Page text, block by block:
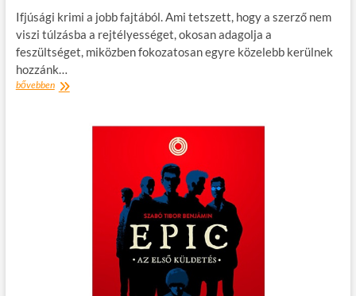
Ifjúsági krimi a jobb fajtából. Ami tetszett, hogy a szerző nem
viszi túlzásba a rejtélyességet, okosan adagolja a
feszültséget, miközben fokozatosan egyre közelebb kerülnek
hozzánk…
bővebbenKönyvajánló: